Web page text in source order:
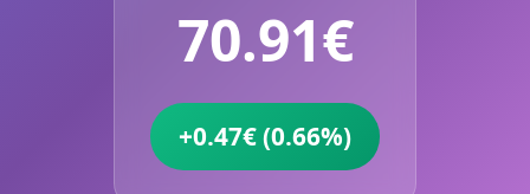
70.91€
+0.47€ (0.66%)